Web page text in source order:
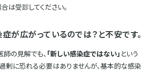
は受診してください。
が広がっているのでは？と不安です。
の見解でも、 「新しい感染症ではない」 という
剰に恐れる必要はありませんが、基本的な感染